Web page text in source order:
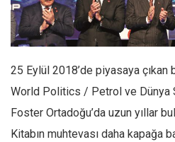
Facebook
Instagram
Editörden
Kemal Özer
25 Eylül 2018’de piyasaya çıkan
World Politics / Petrol ve Dünya
Foster Ortadoğu’da uzun yıllar
Kitabın muhtevası daha kapağa